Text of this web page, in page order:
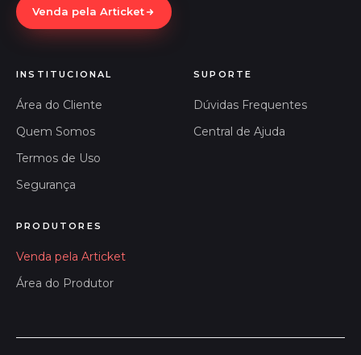
Venda pela Articket
INSTITUCIONAL
Área do Cliente
Quem Somos
Termos de Uso
Segurança
SUPORTE
Dúvidas Frequentes
Central de Ajuda
PRODUTORES
Venda pela Articket
Área do Produtor